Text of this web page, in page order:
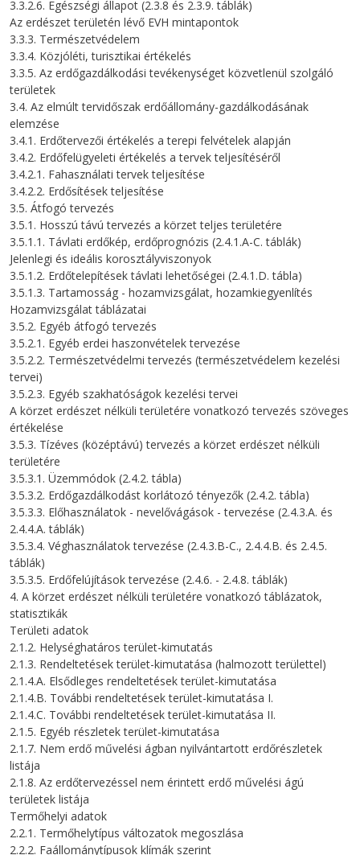
3.3.2.6. Egészségi állapot (2.3.8 és 2.3.9. táblák)
Az erdészet területén lévő EVH mintapontok
3.3.3. Természetvédelem
3.3.4. Közjóléti, turisztikai értékelés
3.3.5. Az erdőgazdálkodási tevékenységet közvetlenül szolgáló
területek
3.4. Az elmúlt tervidőszak erdőállomány-gazdálkodásának
elemzése
3.4.1. Erdőtervezői értékelés a terepi felvételek alapján
3.4.2. Erdőfelügyeleti értékelés a tervek teljesítéséről
3.4.2.1. Fahasználati tervek teljesítése
3.4.2.2. Erdősítések teljesítése
3.5. Átfogó tervezés
3.5.1. Hosszú távú tervezés a körzet teljes területére
3.5.1.1. Távlati erdőkép, erdőprognózis (2.4.1.A-C. táblák)
Jelenlegi és ideális korosztályviszonyok
3.5.1.2. Erdőtelepítések távlati lehetőségei (2.4.1.D. tábla)
3.5.1.3. Tartamosság - hozamvizsgálat, hozamkiegyenlítés
Hozamvizsgálat táblázatai
3.5.2. Egyéb átfogó tervezés
3.5.2.1. Egyéb erdei haszonvételek tervezése
3.5.2.2. Természetvédelmi tervezés (természetvédelem kezelési
tervei)
3.5.2.3. Egyéb szakhatóságok kezelési tervei
A körzet erdészet nélküli területére vonatkozó tervezés szöveges
értékelése
3.5.3. Tízéves (középtávú) tervezés a körzet erdészet nélküli
területére
3.5.3.1. Üzemmódok (2.4.2. tábla)
3.5.3.2. Erdőgazdálkodást korlátozó tényezők (2.4.2. tábla)
3.5.3.3. Előhasználatok - nevelővágások - tervezése (2.4.3.A. és
2.4.4.A. táblák)
3.5.3.4. Véghasználatok tervezése (2.4.3.B-C., 2.4.4.B. és 2.4.5.
táblák)
3.5.3.5. Erdőfelújítások tervezése (2.4.6. - 2.4.8. táblák)
4. A körzet erdészet nélküli területére vonatkozó táblázatok,
statisztikák
Területi adatok
2.1.2. Helységhatáros terület-kimutatás
2.1.3. Rendeltetések terület-kimutatása (halmozott területtel)
2.1.4.A. Elsődleges rendeltetések terület-kimutatása
2.1.4.B. További rendeltetések terület-kimutatása I.
2.1.4.C. További rendeltetések terület-kimutatása II.
2.1.5. Egyéb részletek terület-kimutatása
2.1.7. Nem erdő művelési ágban nyilvántartott erdőrészletek
listája
2.1.8. Az erdőtervezéssel nem érintett erdő művelési ágú
területek listája
Termőhelyi adatok
2.2.1. Termőhelytípus változatok megoszlása
2.2.2. Faállománytípusok klímák szerint